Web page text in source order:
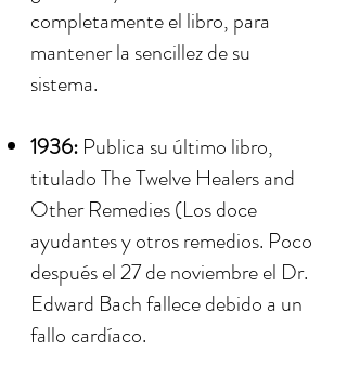
completamente el libro, para
mantener la sencillez de su
sistema.
1936: Publica su último libro,
titulado The Twelve Healers and
Other Remedies (Los doce
ayudantes y otros remedios. Poco
después el 27 de noviembre el Dr.
Edward Bach fallece debido a un
fallo cardíaco.